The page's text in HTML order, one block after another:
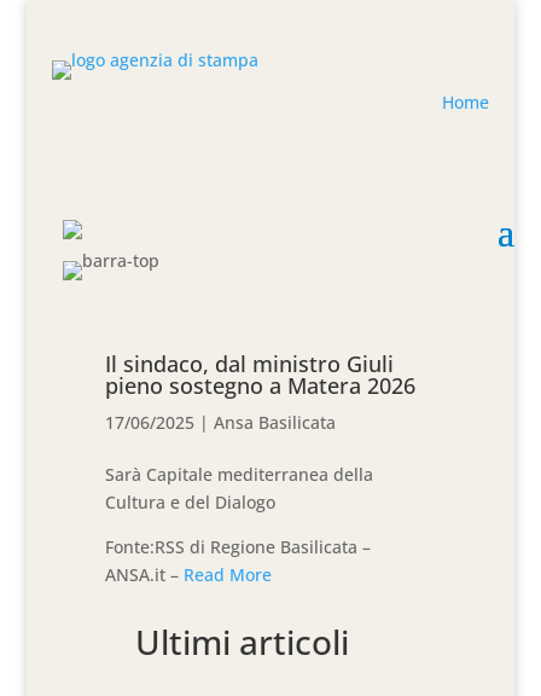
Home
Il sindaco, dal ministro Giuli
pieno sostegno a Matera 2026
17/06/2025 |Ansa Basilicata
Sarà Capitale mediterranea della
Cultura e del Dialogo
Fonte:RSS di Regione Basilicata –
ANSA.it – Read More
Ultimi articoli